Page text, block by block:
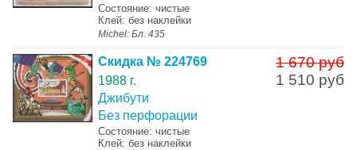
Состояние: чистые
Клей: без наклейки
Michel: Бл. 435
1 670 руб
1 510 руб
Скидка № 224769
1988 г.
Джибути
Без перфорации
Состояние: чистые
Клей: без наклейки